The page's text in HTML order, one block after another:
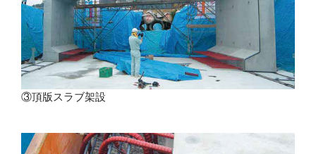
③頂版スラブ架設